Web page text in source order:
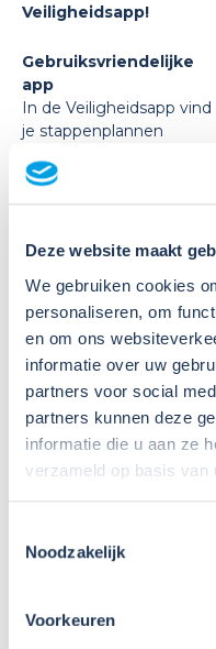
Deze website maakt
We gebruiken cookies
personaliseren, om
en om ons
informatie over uw
partners voor social
partners kunnen deze
informatie die u aan ze
verzameld op basis van
Noodzakelijk
Voorkeuren
Veiligheidsapp!
Gebruiksvriendelijke
app
In de Veiligheidsapp vind
je stappenplannen
afbeeldingen over allerlei
thema’s. Zo kun jij altijd,
moment, checken hoe
je veilig aan het werk
learnings volgen over
werken met di-
hoe de app – mede met
branche – tot stand is
Gratis download
wordt bijgewerkt op
eindgrebruikers – is geheel
Het is een webbased app.